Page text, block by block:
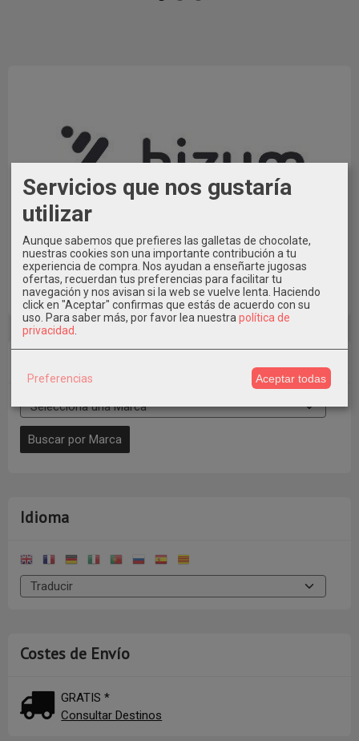
También puedes pagar con Bizum al Tfno. 609546971
indicando en Concepto el Nº de Pedido * Elige la Opción de
Pago con Transferencia al realizar el pedido.
Idioma
Costes de Envío
GRATIS *
Consultar Destinos
Servicios que nos gustaría
utilizar
Aunque sabemos que prefieres las galletas de chocolate,
nuestras cookies son una importante contribución a tu
experiencia de compra. Nos ayudan a enseñarte jugosas
ofertas, recuerdan tus preferencias para facilitar tu
navegación y nos avisan si la web se vuelve lenta. Haciendo
click en "Aceptar" confirmas que estás de acuerdo con su
uso. Para saber más, por favor lea nuestra política de
privacidad
Preferencias Aceptar todas